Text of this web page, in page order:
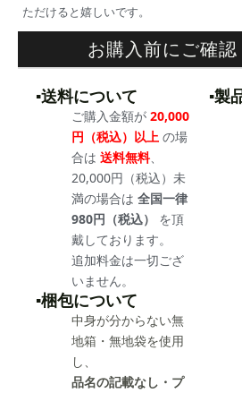
ただけると嬉しいです。
お購入前にご確
▪️送料について
ご購入金額が 20,000
円（税込）以上 の場
合は 送料無料、
20,000円（税込）未
満の場合は 全国一律
980円（税込）
を頂
戴しております。
追加料金は一切ござ
いません。
▪️梱包について
中身が分からない無
地箱・無地袋を使用
し、
品名の記載なし・プ
▪️製